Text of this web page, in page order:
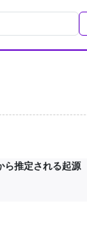
ら推定される起源